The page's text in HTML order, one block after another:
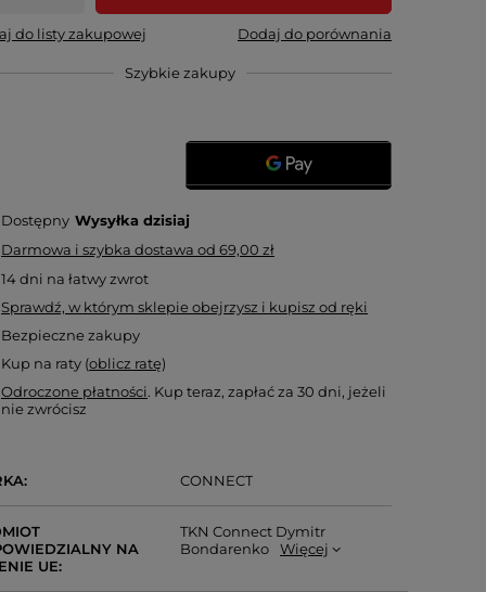
do listy zakupowej Dodaj do porównania
Szybkie zakupy
Dostępny Wysyłkadzisiaj
Darmowa i szybka dostawa od69,00 zł
14dni na łatwy zwrot
Sprawdź, w którym sklepie obejrzysz i kupisz od ręki
Bezpieczne zakupy
Kup na raty (oblicz ratę)
Odroczone płatności. Kup teraz, zapłać za 30 dni, jeżeli
nie zwrócisz
CONNECT
NA
UE
TKN Connect Dymitr
Bondarenko
Więcej